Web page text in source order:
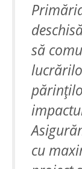
să
cu